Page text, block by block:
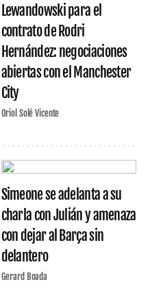
Lewandowski para el
contrato de Rodri
Hernández: negociaciones
abiertas con el Manchester
City
Oriol Solé Vicente
Simeone se adelanta a su
charla con Julián y amenaza
con dejar al Barça sin
delantero
Gerard Boada